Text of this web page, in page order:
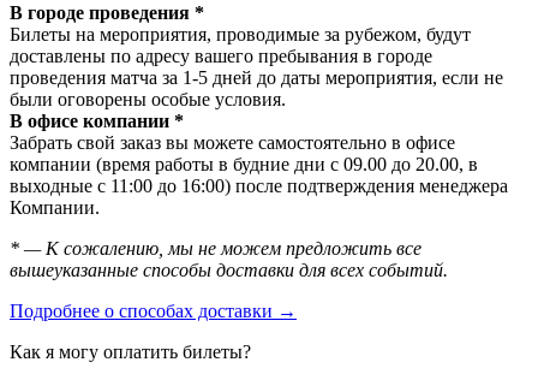
В городе проведения *
Билеты на мероприятия, проводимые за рубежом, будут
доставлены по адресу вашего пребывания в городе
проведения матча за 1-5 дней до даты мероприятия, если не
были оговорены особые условия.
В офисе компании *
Забрать свой заказ вы можете самостоятельно в офисе
компании (время работы в будние дни с 09.00 до 20.00, в
выходные с 11:00 до 16:00) после подтверждения менеджера
Компании.
* — К сожалению, мы не можем предложить все
вышеуказанные способы доставки для всех событий.
Подробнее о способах доставки →
Как я могу оплатить билеты?